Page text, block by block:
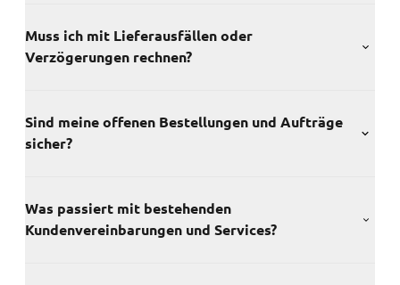
Muss ich mit Lieferausfällen oder
Verzögerungen rechnen?
Sind meine offenen Bestellungen und Aufträge
sicher?
Was passiert mit bestehenden
Kundenvereinbarungen und Services?